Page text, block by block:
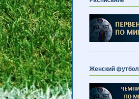
Женский футбол